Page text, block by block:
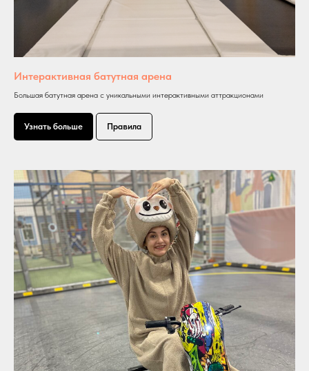
Интерактивная батутная арена
Большая батутная арена с уникальными интерактивными аттракционами
Узнать больше Правила